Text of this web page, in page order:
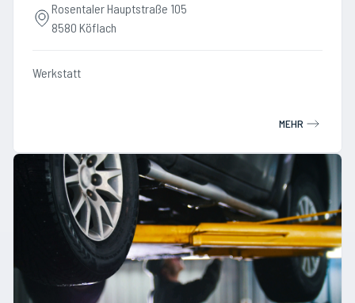
Rosentaler Hauptstraße 105
8580 Köflach
Werkstatt
MEHR